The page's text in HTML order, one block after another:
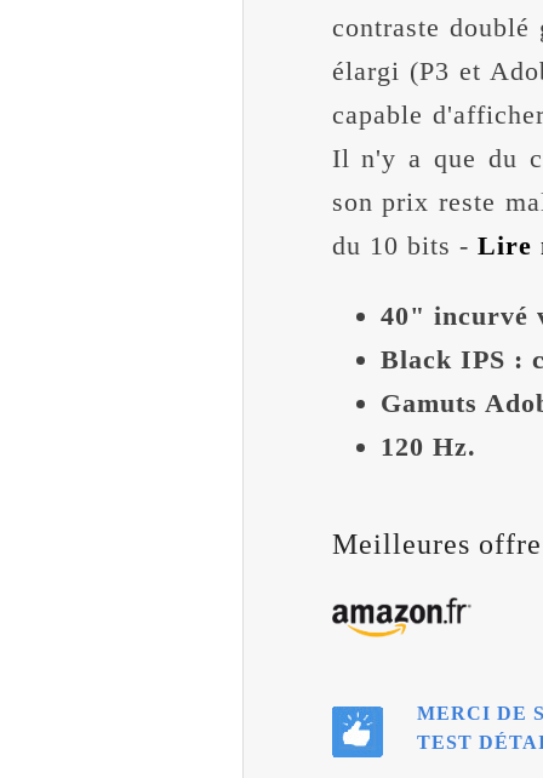
contraste
élargi (P3 et
capable
Il n'y a que du
son prix reste
du 10 bits - Lire
40" incurvé
Black IPS :
Gamuts
120 Hz.
Meilleures
MERCI DE
TEST